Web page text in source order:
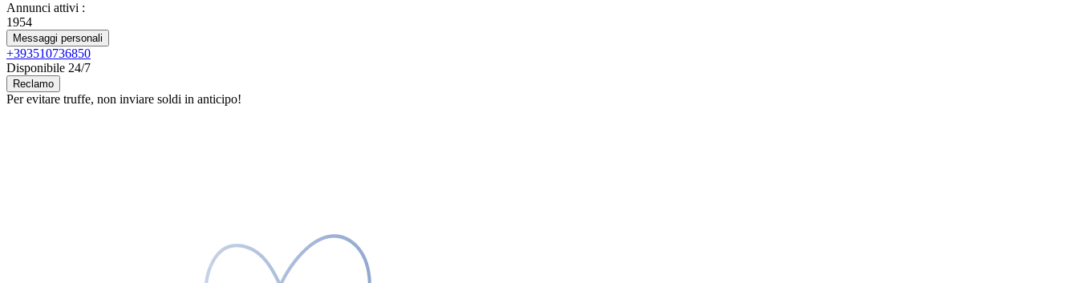
Annunci attivi :
1954
Messaggi personali
+393510736850
Disponibile 24/7
Reclamo
Per evitare truffe, non inviare soldi in anticipo!